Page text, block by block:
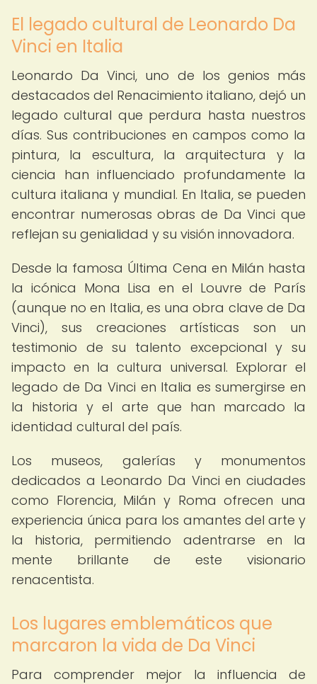
El legado cultural de Leonardo Da
Vinci en Italia
Leonardo Da Vinci, uno de los genios más
destacados del Renacimiento italiano, dejó un
legado cultural que perdura hasta nuestros
días. Sus contribuciones en campos como la
pintura, la escultura, la arquitectura y la
ciencia han influenciado profundamente la
cultura italiana y mundial. En Italia, se pueden
encontrar numerosas obras de Da Vinci que
reflejan su genialidad y su visión innovadora.
Desde la famosa Última Cena en Milán hasta
la icónica Mona Lisa en el Louvre de París
(aunque no en Italia, es una obra clave de Da
Vinci), sus creaciones artísticas son un
testimonio de su talento excepcional y su
impacto en la cultura universal. Explorar el
legado de Da Vinci en Italia es sumergirse en
la historia y el arte que han marcado la
identidad cultural del país.
Los museos, galerías y monumentos
dedicados a Leonardo Da Vinci en ciudades
como Florencia, Milán y Roma ofrecen una
experiencia única para los amantes del arte y
la historia, permitiendo adentrarse en la
mente brillante de este visionario
renacentista.
Los lugares emblemáticos que
marcaron la vida de Da Vinci
Para comprender mejor la influencia de